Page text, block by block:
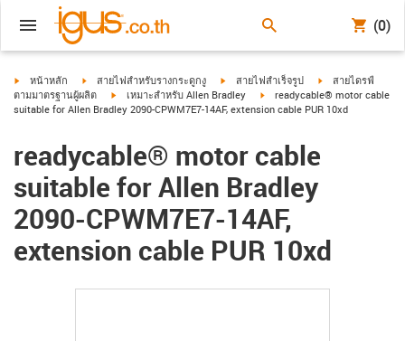
(0)
igus-icon-arrow-right
หน้าหลัก igus-icon-arrow-right
สายไฟสำหรับรางกระดูกงู igus-icon-arrow-right
สายไฟสำเร็จรูป igus-icon-arrow-
สายไดรฟ์
ตามมาตรฐานผู้ผลิต
igus-icon-arrow-right
เหมาะสำหรับ Allen Bradley igus-icon-arrow-right
readycable® motor cable
suitable for Allen Bradley 2090-CPWM7E7-14AF, extension cable PUR 10xd
readycable® motor cable
suitable for Allen Bradley
2090-CPWM7E7-14AF,
extension cable PUR 10xd